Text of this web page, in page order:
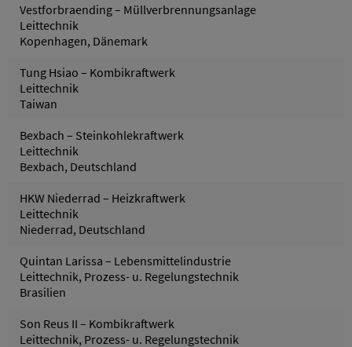
Vestforbraending – Müllverbrennungsanlage
Leittechnik
Kopenhagen, Dänemark
Tung Hsiao – Kombikraftwerk
Leittechnik
Taiwan
Bexbach – Steinkohlekraftwerk
Leittechnik
Bexbach, Deutschland
HKW Niederrad – Heizkraftwerk
Leittechnik
Niederrad, Deutschland
Quintan Larissa – Lebensmittelindustrie
Leittechnik, Prozess- u. Regelungstechnik
Brasilien
Son Reus II – Kombikraftwerk
Leittechnik, Prozess- u. Regelungstechnik